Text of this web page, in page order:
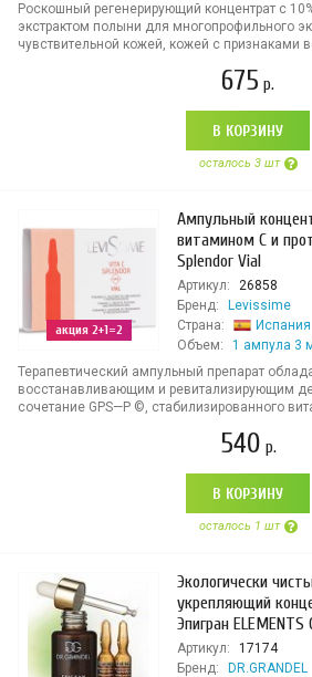
Роскошный регенерирующий концентрат с
экстрактом полыни для многопрофильного
чувствительной кожей, кожей с признаками
675 р.
В КОРЗИНУ
осталось 3 шт
акция 2+1=2
Ампульный
витамином С и
Splendor Vial
Артикул:
26858
Бренд:
Levissime
Страна:
Испания
Объем:
1 ампула 3
Терапевтический ампульный препарат
восстанавливающим и ревитализирующим
сочетание GPS—P ©, стабилизированного
540 р.
В КОРЗИНУ
осталось 1 шт
Экологически
укрепляющий
Эпигран ELEMENTS
Артикул:
17174
Бренд:
DR.GRANDEL